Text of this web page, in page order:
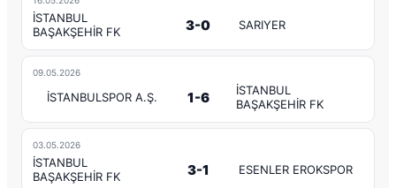
İSTANBUL
BAŞAKŞEHİR FK
3-0 SARIYER
09.05.2026
İSTANBULSPOR A.Ş. 1-6
İSTANBUL
BAŞAKŞEHİR FK
03.05.2026
İSTANBUL
BAŞAKŞEHİR FK
3-1 ESENLER EROKSPOR